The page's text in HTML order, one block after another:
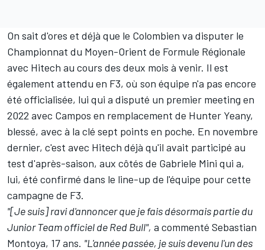
On sait d'ores et déjà que le Colombien va disputer le
Championnat du Moyen-Orient de Formule Régionale
avec Hitech au cours des deux mois à venir. Il est
également attendu en F3, où son équipe n'a pas encore
été officialisée, lui qui a disputé un premier meeting en
2022 avec Campos en remplacement de Hunter Yeany,
blessé, avec à la clé sept points en poche. En novembre
dernier, c'est avec Hitech déjà qu'il avait participé au
test d'après-saison, aux côtés de Gabriele Mini qui a,
lui, été confirmé dans le line-up de l'équipe pour cette
campagne de F3.
"[Je suis] ravi d'annoncer que je fais désormais partie du
Junior Team officiel de Red Bull", a commenté Sebastian
Montoya, 17 ans. "L'année passée, je suis devenu l'un des